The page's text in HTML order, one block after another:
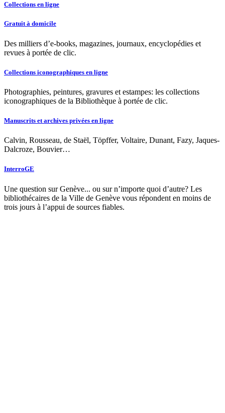
Collections en ligne
Gratuit à domicile
Des milliers d’e-books, magazines, journaux, encyclopédies et
revues à portée de clic.
Collections iconographiques en ligne
Photographies, peintures, gravures et estampes: les collections
iconographiques de la Bibliothèque à portée de clic.
Manuscrits et archives privées en ligne
Calvin, Rousseau, de Staël, Töpffer, Voltaire, Dunant, Fazy, Jaques-
Dalcroze, Bouvier…
InterroGE
Une question sur Genève... ou sur n’importe quoi d’autre? Les
bibliothécaires de la Ville de Genève vous répondent en moins de
trois jours à l’appui de sources fiables.